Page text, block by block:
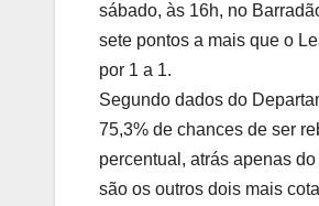
sábado, às 16h, no
sete pontos a mais que o
por 1 a 1.
Segundo dados do
75,3% de chances de ser
percentual, atrás apenas
são os outros dois mais